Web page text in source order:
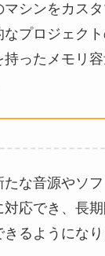
シンをカス
プロジェク
ったメモリ
たな音源やソ
応でき、長
るようになり